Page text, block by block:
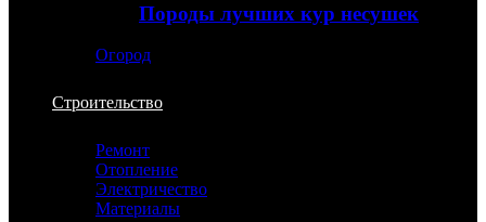
Породы лучших кур несушек
Огород
Строительство
Ремонт
Отопление
Электричество
Материалы